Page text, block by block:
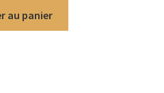
au panier